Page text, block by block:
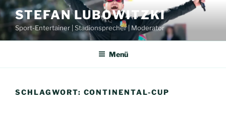
Zum
Inhalt
springen
STEFAN LUBOWITZKI
Sport-Entertainer | Stadionsprecher | Moderator
Menü
SCHLAGWORT: CONTINENTAL-CUP